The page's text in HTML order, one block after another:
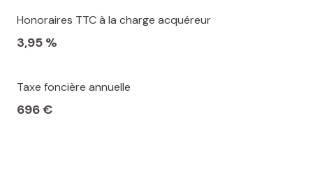
Honoraires TTC à la charge acquéreur
3,95 %
Taxe foncière annuelle
696 €